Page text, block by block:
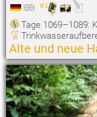
81
Tage 1069–1089:
Alte und neue